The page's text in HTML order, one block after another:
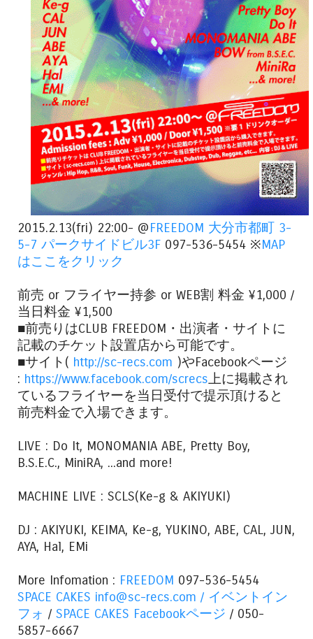
2015.2.13(fri) 22:00- @FREEDOM 大分市都町 3-
5-7 パークサイドビル3F 097-536-5454 ※MAP
はここをクリック
前売 or フライヤー持参 or WEB割 料金 ¥1,000 /
当日料金 ¥1,500
■前売りはCLUB FREEDOM・出演者・サイトに
記載のチケット設置店から可能です。
■サイト( http://sc-recs.com )やFacebookページ
: https://www.facebook.com/screcs上に掲載され
ているフライヤーを当日受付で提示頂けると
前売料金で入場できます。
LIVE : Do It, MONOMANIA ABE, Pretty Boy,
B.S.E.C., MiniRA, ...and more!
MACHINE LIVE : SCLS(Ke-g & AKIYUKI)
DJ : AKIYUKI, KEIMA, Ke-g, YUKINO, ABE, CAL, JUN,
AYA, Hal, EMi
More Infomation : FREEDOM 097-536-5454
SPACE CAKES info@sc-recs.com / イベントイン
フォ / SPACE CAKES Facebookページ / 050-
5857-6667